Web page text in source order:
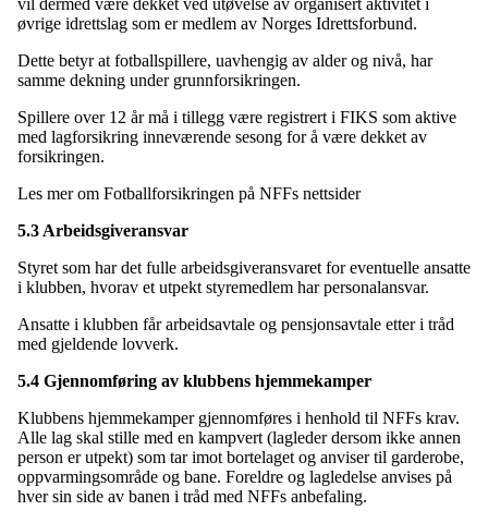
vil dermed være dekket ved utøvelse av organisert aktivitet i
øvrige idrettslag som er medlem av Norges Idrettsforbund.
Dette betyr at fotballspillere, uavhengig av alder og nivå, har
samme dekning under grunnforsikringen.
Spillere over 12 år må i tillegg være registrert i FIKS som aktive
med lagforsikring inneværende sesong for å være dekket av
forsikringen.
Les mer om Fotballforsikringen på NFFs nettsider
5.3 Arbeidsgiveransvar
Styret som har det fulle arbeidsgiveransvaret for eventuelle ansatte
i klubben, hvorav et utpekt styremedlem har personalansvar.
Ansatte i klubben får arbeidsavtale og pensjonsavtale etter i tråd
med gjeldende lovverk.
5.4 Gjennomføring av klubbens hjemmekamper
Klubbens hjemmekamper gjennomføres i henhold til NFFs krav.
Alle lag skal stille med en kampvert (lagleder dersom ikke annen
person er utpekt) som tar imot bortelaget og anviser til garderobe,
oppvarmingsområde og bane. Foreldre og lagledelse anvises på
hver sin side av banen i tråd med NFFs anbefaling.